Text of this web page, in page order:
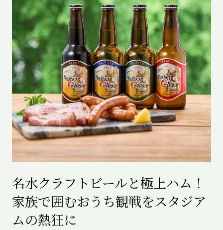
名水クラフトビールと極上ハム！
家族で囲むおうち観戦をスタジア
ムの熱狂に